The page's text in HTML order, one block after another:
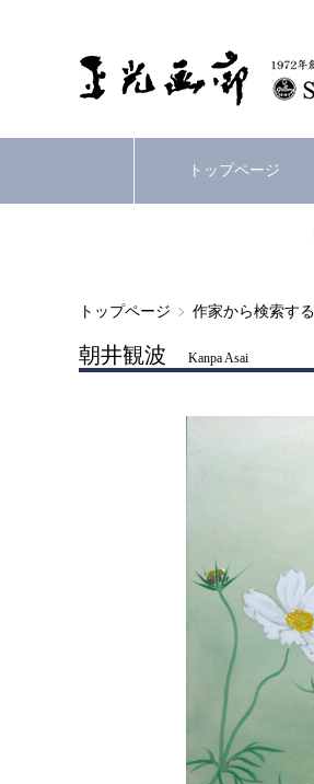
トップページ
トップページ 作家から検索する
朝井観波 Kanpa Asai